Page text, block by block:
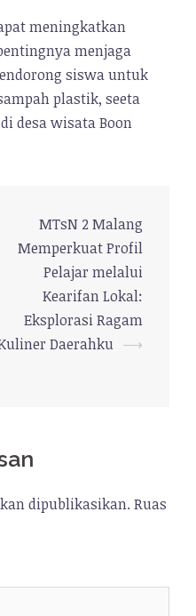
meningkatkan
menjaga
siswa untuk
plastik, seeta
desa wisata Boon
MTsN 2 Malang
Memperkuat Profil
Pelajar melalui
Kearifan Lokal:
Eksplorasi Ragam
Daerahku ⟶
dipublikasikan. Ruas